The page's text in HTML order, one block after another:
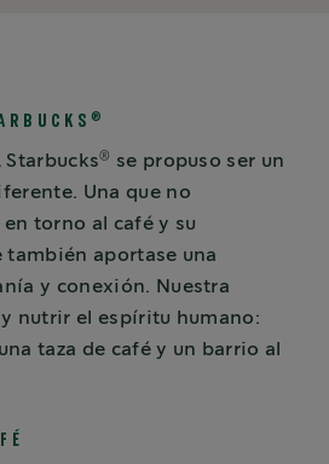
®
Starbucks®
se propuso ser un
Una que no
torno al café y su
aportase una
y conexión. Nuestra
nutrir el espíritu humano:
taza de café y un barrio al